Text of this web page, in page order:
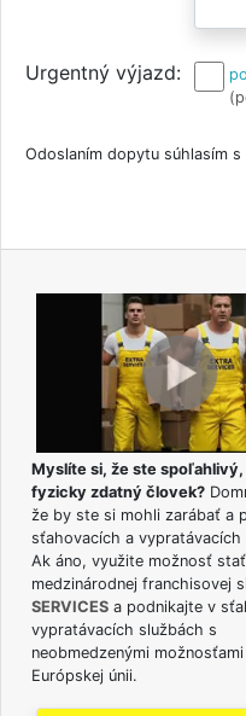
Urgentný výjazd
Odoslaním dopytu súhlasím s
Myslíte si, že ste
fyzicky zdatný človek?
že by ste si mohli zarábať a
sťahovacích a vypratávacích
Ak áno, využite možnosť
medzinárodnej franchisovej
SERVICESa podnikajte v
vypratávacích službách s
neobmedzenými
Európskej únii.